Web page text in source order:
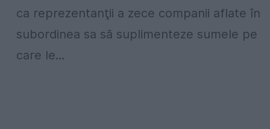
ca reprezentanţii a zece companii aflate în
subordinea sa să suplimenteze sumele pe
care le...